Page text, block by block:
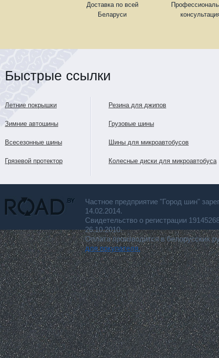
Доставка по всей
Беларуси
Быстрые ссылки
Летние покрышки
Зимние автошины
Всесезонные шины
Грязевой протектор
Резина для джипов
Грузовые шины
Шины для микроавтобусов
Колесные диски для микроавтобуса
Частное предприятие "Город шин"
14.02.2014.
Свидетельство о регистрации
26.10.2010.
Оплата производится в белорусских
для покупателя.